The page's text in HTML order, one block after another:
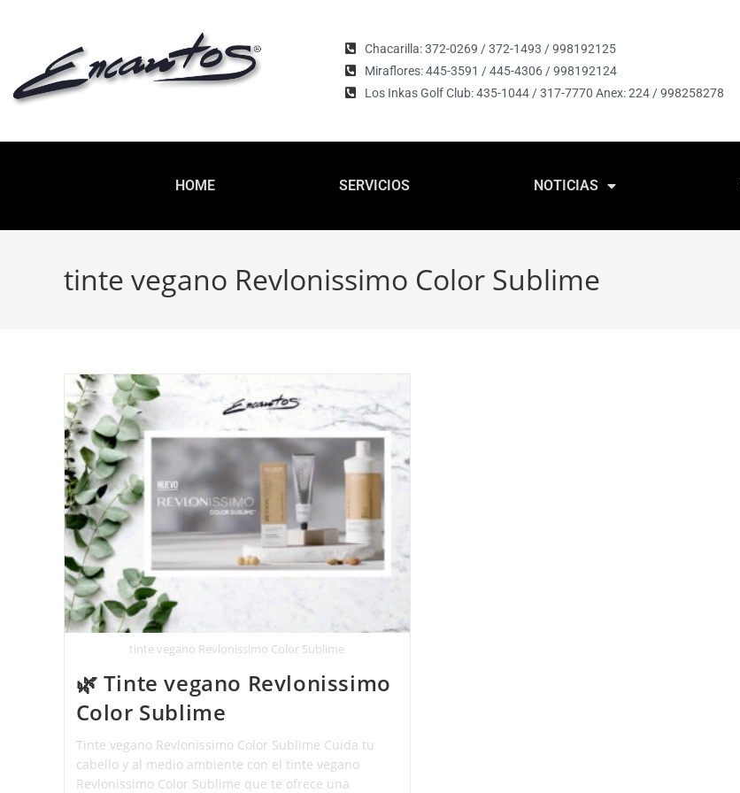
Chacarilla: 372-0269 / 372-1493 / 998192125
Miraflores: 445-3591 / 445-4306 / 998192124
Los Inkas Golf Club: 435-1044 / 317-7770 Anex: 224 / 998258278
HOME SERVICIOS NOTICIAS
tinte vegano Revlonissimo Color Sublime
tinte vegano Revlonissimo Color Sublime
🌿 Tinte vegano Revlonissimo
Color Sublime
Tinte vegano Revlonissimo Color Sublime Cuida tu
cabello y al medio ambiente con el tinte vegano
Revlonissimo Color Sublime que te ofrece una